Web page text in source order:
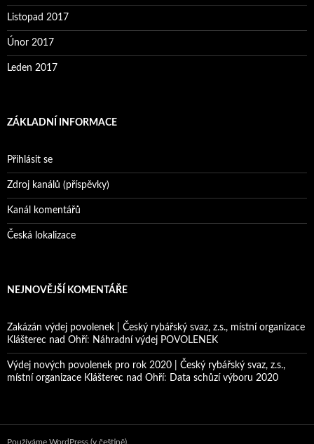
Listopad 2017
Únor 2017
Leden 2017
ZÁKLADNÍ INFORMACE
Přihlásit se
Zdroj kanálů (příspěvky)
Kanál komentářů
Česká lokalizace
NEJNOVĚJŠÍ KOMENTÁŘE
Zakázán výdej povolenek | Český rybářský svaz, z.s., místní organizace
Klášterec nad Ohří: Náhradní výdej POVOLENEK
Výdej nových povolenek pro rok 2020 | Český rybářský svaz, z.s.,
místní organizace Klášterec nad Ohří: Data schůzí výboru 2020
Používáme WordPress (v češtině).